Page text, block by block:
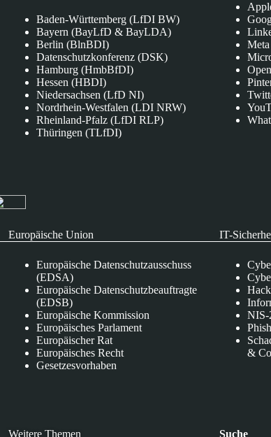
Baden-Württemberg (LfDI BW)
Bayern (BayLfD & BayLDA)
Berlin (BlnBDI)
Datenschutzkonferenz (DSK)
Hamburg (HmbBfDI)
Hessen (HBDI)
Niedersachsen (LfD NI)
Nordrhein-Westfalen (LDI NRW)
Rheinland-Pfalz (LfDI RLP)
Thüringen (TLfDI)
Meta
Europäische Union
Europäische Datenschutzausschuss
(EDSA)
Europäische Datenschutzbeauftragte
(EDSB)
Europäische Kommission
Europäisches Parlament
Europäischer Rat
Europäisches Recht
Gesetzesvorhaben
IT-
NIS-
&
Weitere Themen Suche